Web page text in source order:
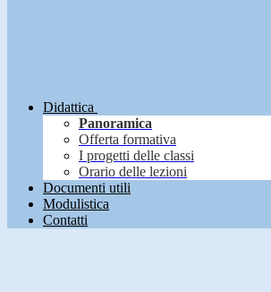
Didattica
Panoramica
Offerta formativa
I progetti delle classi
Orario delle lezioni
Documenti utili
Modulistica
Contatti